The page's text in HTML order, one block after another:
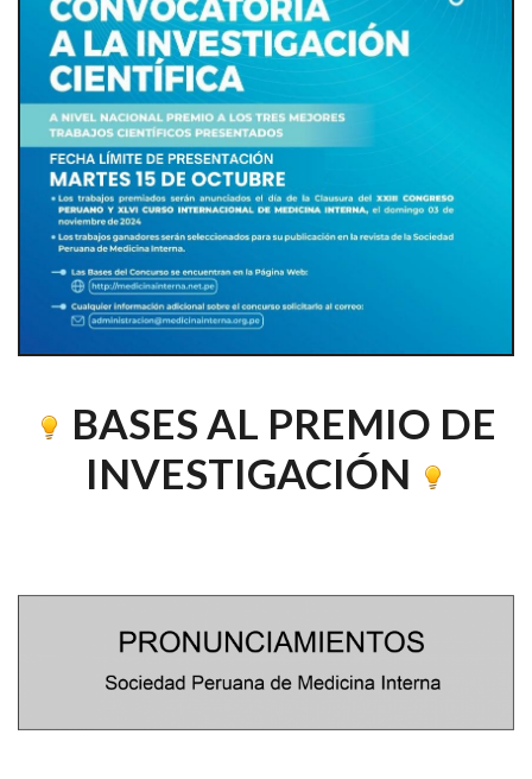
BASES AL PREMIO DE
INVESTIGACIÓN